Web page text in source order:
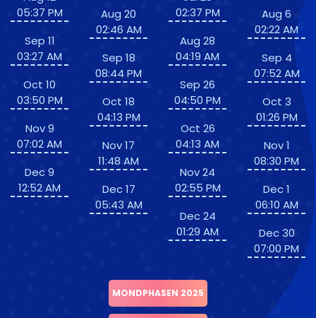
05:37 PM
Sep 11
03:27 AM
Oct 10
03:50 PM
Nov 9
07:02 AM
Dec 9
12:52 AM
Aug 20
02:46 AM
Sep 18
08:44 PM
Oct 18
04:13 PM
Nov 17
11:48 AM
Dec 17
05:43 AM
02:37 PM
Aug 28
04:19 AM
Sep 26
04:50 PM
Oct 26
04:13 AM
Nov 24
02:55 PM
Dec 24
01:29 AM
Aug 6
02:22 AM
Sep 4
07:52 AM
Oct 3
01:26 PM
Nov 1
08:30 PM
Dec 1
06:10 AM
Dec 30
07:00 PM
MONDPHASEN 2025